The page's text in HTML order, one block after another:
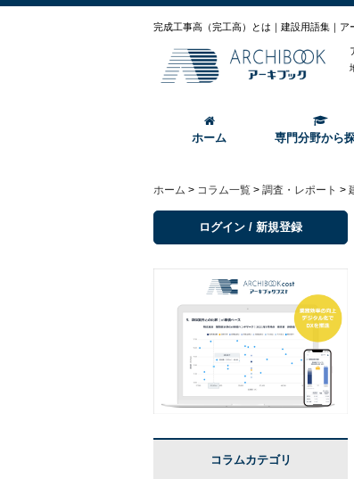
完成工事高（完工高）とは｜建設用語集｜ア
ホーム 専門分野から
ホーム > コラム一覧 > 調査・レポート >
ログイン / 新規登録
コラムカテゴリ